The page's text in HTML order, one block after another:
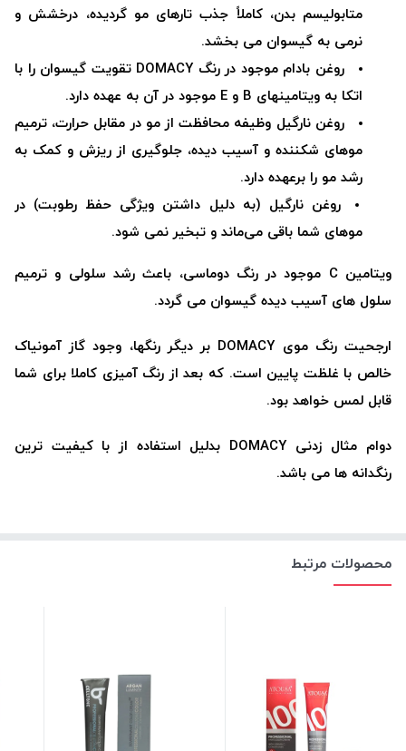
متابولیسم بدن، کاملاً جذب تارهای مو گردیده، درخشش و
نرمی به گیسوان می بخشد.
روغن بادام موجود در رنگ DOMACY تقویت گیسوان را با
اتکا به ویتامینهای B و E موجود در آن به عهده دارد.
روغن نارگیل وظیفه محافظت از مو در مقابل حرارت، ترمیم
موهای شکننده و آسیب دیده، جلوگیری از ریزش و کمک به
رشد مو را برعهده دارد.
روغن نارگیل (به دلیل داشتن ویژگی حفظ رطوبت) در
موهای شما باقی می‌ماند و تبخیر نمی شود.
ویتامین C موجود در رنگ دوماسی، باعث رشد سلولی و ترمیم
سلول های آسیب دیده گیسوان می گردد.
ارجحیت رنگ موی DOMACY بر دیگر رنگها، وجود گاز آمونیاک
خالص با غلظت پایین است. که بعد از رنگ آمیزی کاملا برای شما
قابل لمس خواهد بود.
دوام مثال زدنی DOMACY بدلیل استفاده از با کیفیت ترین
رنگدانه ها می باشد.
محصولات مرتبط